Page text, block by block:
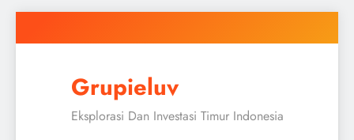
to
Grupieluv
Eksplorasi Dan Investasi Timur Indonesia